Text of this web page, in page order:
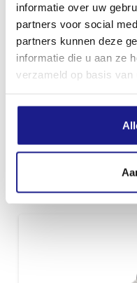
informatie over uw
partners voor social
partners kunnen deze
informatie die u aan ze
verzameld op basis van
SGA 30, ZONDER ACCU